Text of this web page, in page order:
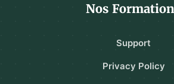
Nos
Support
Privacy Policy